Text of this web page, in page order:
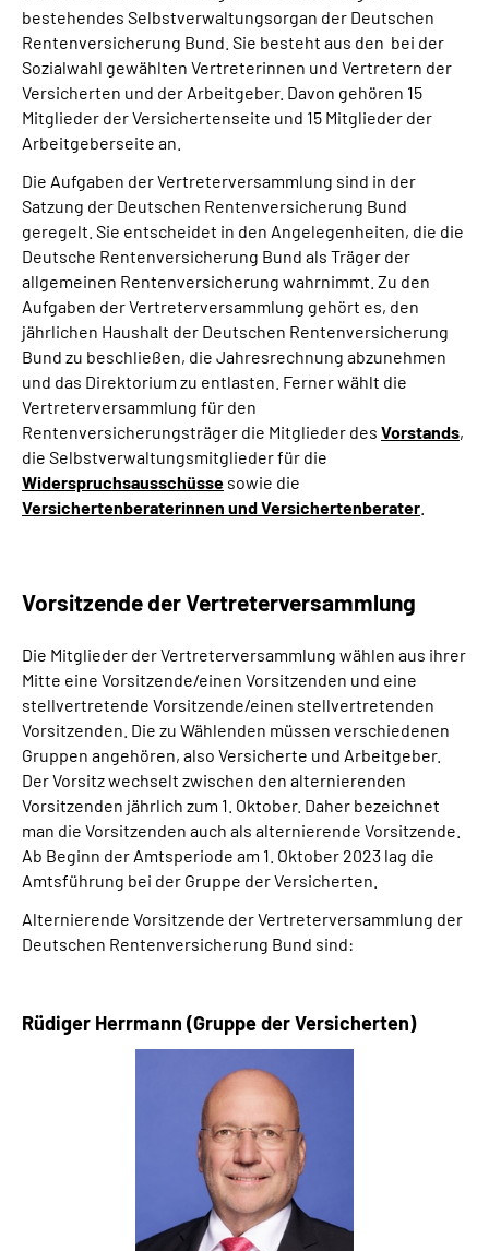
bestehendes Selbstverwaltungsorgan der Deutschen
Rentenversicherung Bund. Sie besteht aus den bei der
Sozialwahl gewählten Vertreterinnen und Vertretern der
Versicherten und der Arbeitgeber. Davon gehören 15
Mitglieder der Versichertenseite und 15 Mitglieder der
Arbeitgeberseite an.
Die Aufgaben der Vertreterversammlung sind in der
Satzung der Deutschen Rentenversicherung Bund
geregelt. Sie entscheidet in den Angelegenheiten, die die
Deutsche Rentenversicherung Bund als Träger der
allgemeinen Rentenversicherung wahrnimmt. Zu den
Aufgaben der Vertreterversammlung gehört es, den
jährlichen Haushalt der Deutschen Rentenversicherung
Bund zu beschließen, die Jahresrechnung abzunehmen
und das Direktorium zu entlasten. Ferner wählt die
Vertreterversammlung für den
Rentenversicherungsträger die Mitglieder des Vorstands,
die Selbstverwaltungsmitglieder für die
Widerspruchsausschüsse sowie die
Versichertenberaterinnen und Versichertenberater
Vorsitzende der Vertreterversammlung
Die Mitglieder der Vertreterversammlung wählen aus ihrer
Mitte eine Vorsitzende/einen Vorsitzenden und eine
stellvertretende Vorsitzende/einen stellvertretenden
Vorsitzenden. Die zu Wählenden müssen verschiedenen
Gruppen angehören, also Versicherte und Arbeitgeber.
Der Vorsitz wechselt zwischen den alternierenden
Vorsitzenden jährlich zum 1. Oktober. Daher bezeichnet
man die Vorsitzenden auch als alternierende Vorsitzende.
Ab Beginn der Amtsperiode am 1. Oktober 2023 lag die
Amtsführung bei der Gruppe der Versicherten.
Alternierende Vorsitzende der Vertreterversammlung der
Deutschen Rentenversicherung Bund sind:
Rüdiger Herrmann (Gruppe der Versicherten)